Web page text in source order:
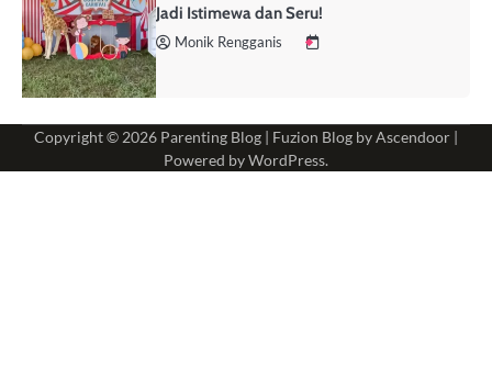
Jadi Istimewa dan Seru!
Monik Rengganis
Copyright © 2026 Parenting Blog | Fuzion Blog byAscendoor |
Powered byWordPress.